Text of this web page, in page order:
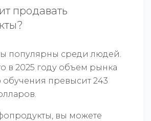
продавать
популярны среди людей.
в 2025 году объем рынка
обучения превысит 243
вы можете